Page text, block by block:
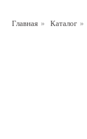
Главная » Каталог »